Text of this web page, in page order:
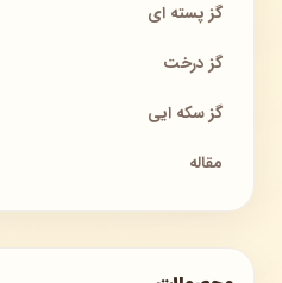
گز پسته ای
گز درخت
گز سکه ایی
مقاله